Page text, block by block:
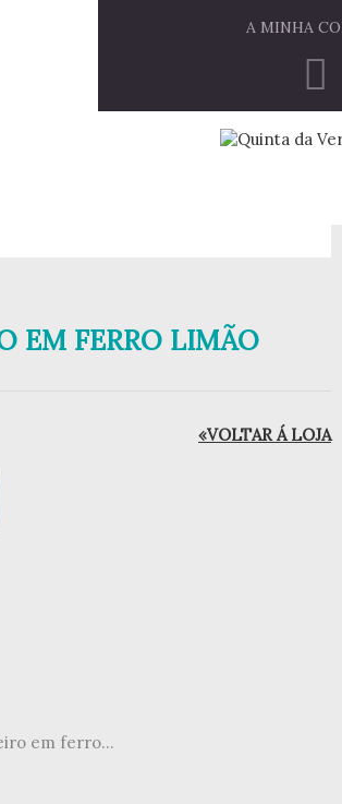
A MINHA
EM FERRO LIMÃO
«VOLTAR Á LOJA